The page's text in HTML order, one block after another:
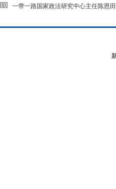
一带一路国家政法研究中心主任陈恩